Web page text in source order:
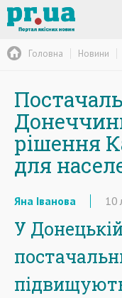
Головна Новини
рішення
для
Яна Іванова 10
У